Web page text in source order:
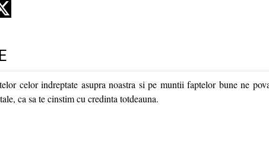
celor indreptate asupra noastra si pe muntii faptelor bune ne
ca sa te cinstim cu credinta totdeauna.